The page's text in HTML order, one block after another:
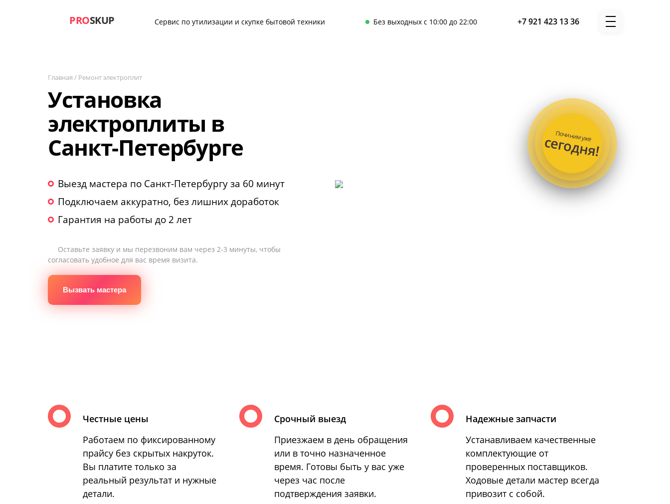
PROSKUP Сервис по утилизации и скупке бытовой техники Без выходных с 10:00 до 22:00 +7 921 423 13 36
Починим уже
сегодня!
Главная / Ремонт электроплит
Установка
электроплиты в
Санкт-Петербурге
Выезд мастера по Санкт-Петербургу за 60 минут
Подключаем аккуратно, без лишних доработок
Гарантия на работы до 2 лет
Оставьте заявку и мы перезвоним вам через 2-3 минуты, чтобы
согласовать удобное для вас время визита.
Вызвать мастера
Честные цены
Работаем по фиксированному
прайсу без скрытых накруток.
Вы платите только за
реальный результат и нужные
детали.
Срочный выезд
Приезжаем в день обращения
или в точно назначенное
время. Готовы быть у вас уже
через час после
подтверждения заявки.
Надежные запчасти
Устанавливаем качественные
комплектующие от
проверенных поставщиков.
Ходовые детали мастер всегда
привозит с собой.